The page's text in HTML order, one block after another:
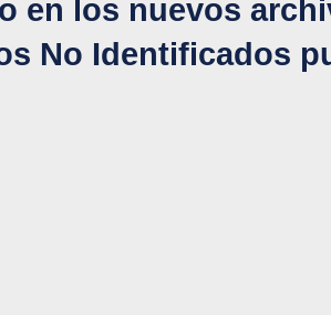
en los nuevos
No Identificados